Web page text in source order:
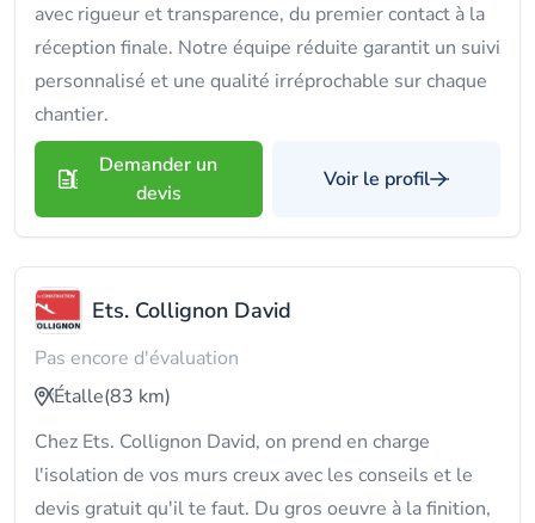
avec rigueur et transparence, du premier contact à la
réception finale. Notre équipe réduite garantit un suivi
personnalisé et une qualité irréprochable sur chaque
chantier.
Demander un
devis
Voir le profil
Ets. Collignon David
Pas encore d'évaluation
Étalle(83 km)
Chez Ets. Collignon David, on prend en charge
l'isolation de vos murs creux avec les conseils et le
devis gratuit qu'il te faut. Du gros oeuvre à la finition,